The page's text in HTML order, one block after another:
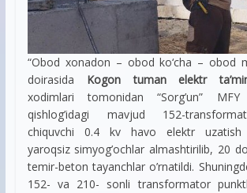
“Obod xonadon – obod ko‘cha – obod
doirasida Kogon tuman elektr
xodimlari tomonidan “Sorg’un”
qishlog’idagi mavjud 152-
chiquvchi 0.4 kv havo elektr uzatish
yaroqsiz simyog’ochlar almashtirilib, 20
temir-beton tayanchlar o’rnatildi.
152- va 210- sonli transformator